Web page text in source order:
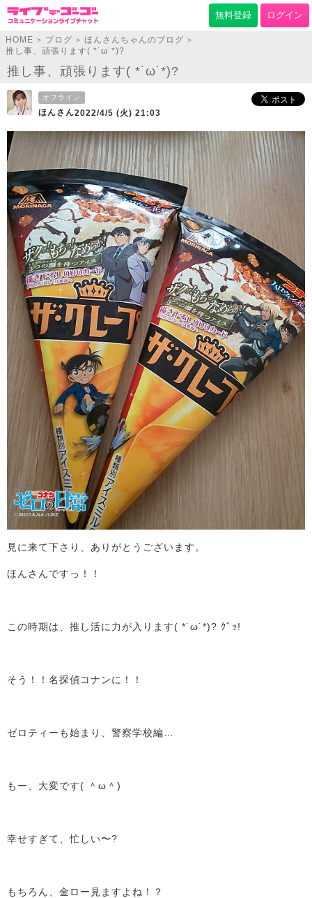
無料登録 ログイン
HOME > ブログ > ほんさんちゃんのブログ >
推し事、頑張ります( *˙ω˙*)?
推し事、頑張ります( *˙ω˙*)?
オフライン
ほんさん2022/4/5 (火) 21:03
見に来て下さり、ありがとうございます。
ほんさんですっ！！
この時期は、推し活に力が入ります( *˙ω˙*)? ｸﾞｯ!
そう！！名探偵コナンに！！
ゼロティーも始まり、警察学校編…
もー、大変です( ＾ω＾)
幸せすぎて、忙しい〜?
もちろん、金ロー見ますよね！？